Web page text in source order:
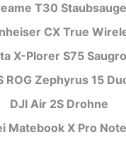
T30
CX True
X-Plorer S75
ROG Zephyrus 15
DJI Air 2S Drohne
Matebook X Pro